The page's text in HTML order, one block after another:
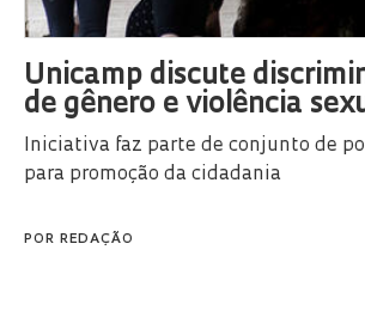
Unicamp discute
de gênero e violência
Iniciativa faz parte de conjunto de
para promoção da cidadania
POR REDAÇÃO